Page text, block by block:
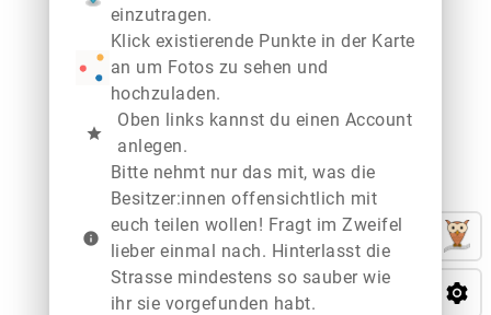
einzutragen.
Klick existierende Punkte in der Karte
an um Fotos zu sehen und
hochzuladen.
star
Oben links kannst du einen Account
anlegen.
info
Bitte nehmt nur das mit, was die
Besitzer:innen offensichtlich mit
euch teilen wollen! Fragt im Zweifel
lieber einmal nach. Hinterlasst die
Strasse mindestens so sauber wie
ihr sie vorgefunden habt.